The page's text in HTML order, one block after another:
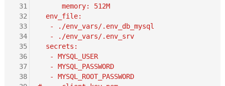
31
32
33
34
35
36
37
38
      memory: 512M
  env_file:
   - ./env_vars/.env_db_mysql
   - ./env_vars/.env_srv
  secrets:
   - MYSQL_USER
   - MYSQL_PASSWORD
   - MYSQL_ROOT_PASSWORD